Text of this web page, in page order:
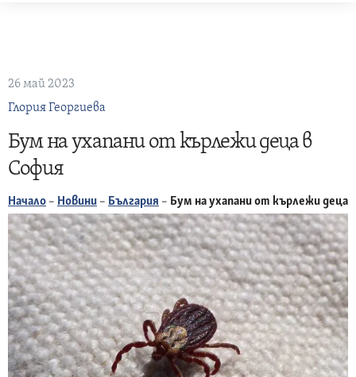
26 май 2023
Глория Георгиева
Бум на ухапани от кърлежи деца в
София
Начало – Новини – България – Бум на ухапани от кърлежи деца